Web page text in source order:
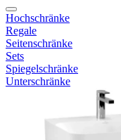
Hochschränke
Regale
Seitenschränke
Sets
Spiegelschränke
Unterschränke